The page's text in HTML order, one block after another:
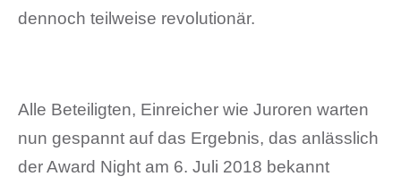
dennoch teilweise revolutionär.
Alle Beteiligten, Einreicher wie Juroren warten
nun gespannt auf das Ergebnis, das anlässlich
der Award Night am 6. Juli 2018 bekannt